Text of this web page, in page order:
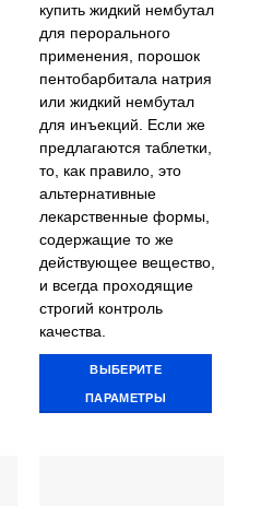
купить жидкий нембутал
для перорального
применения, порошок
пентобарбитала натрия
или жидкий нембутал
для инъекций. Если же
предлагаются таблетки,
то, как правило, это
альтернативные
лекарственные формы,
содержащие то же
действующее вещество,
и всегда проходящие
строгий контроль
качества.
ВЫБЕРИТЕ
ПАРАМЕТРЫ